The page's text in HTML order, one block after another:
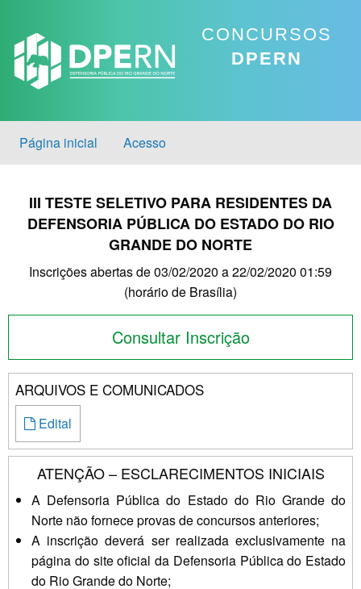
CONCURSOS
DPERN
Página inicial Acesso
III TESTE SELETIVO PARA RESIDENTES DA
DEFENSORIA PÚBLICA DO ESTADO DO RIO
GRANDE DO NORTE
Inscrições abertas de 03/02/2020 a 22/02/2020 01:59
(horário de Brasília)
Consultar Inscrição
ARQUIVOS E COMUNICADOS
Edital
ATENÇÃO – ESCLARECIMENTOS INICIAIS
A Defensoria Pública do Estado do Rio Grande do
Norte não fornece provas de concursos anteriores;
A inscrição deverá ser realizada exclusivamente na
página do site oficial da Defensoria Pública do Estado
do Rio Grande do Norte;